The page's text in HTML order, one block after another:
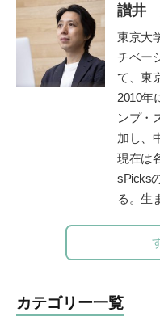
（講談
子ども
う。
讃井
東京大
チベー
て、東
て博士
習科学
ほみ東
保育園
支援。
2010年
ンプ・
加し、
2位ま
「テク
「ライ
現在は
sPicks
る。生
差」を
is-
カテゴリー一覧